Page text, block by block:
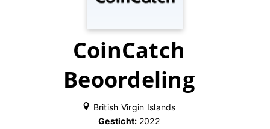
CoinCatch
Beoordeling
British Virgin Islands
Gesticht: 2022